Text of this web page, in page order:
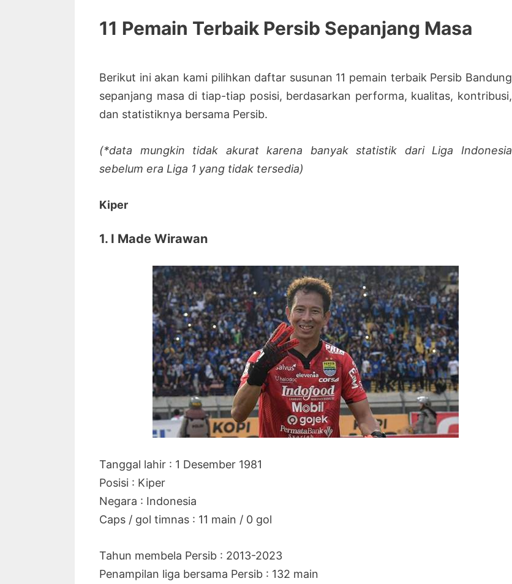
11 Pemain Terbaik Persib Sepanjang Masa
Berikut ini akan kami pilihkan daftar susunan 11 pemain terbaik Persib Bandung
sepanjang masa di tiap-tiap posisi, berdasarkan performa, kualitas, kontribusi,
dan statistiknya bersama Persib.
(*data mungkin tidak akurat karena banyak statistik dari Liga Indonesia
sebelum era Liga 1 yang tidak tersedia)
Kiper
1. I Made Wirawan
Tanggal lahir : 1 Desember 1981
Posisi : Kiper
Negara : Indonesia
Caps / gol timnas : 11 main / 0 gol
Tahun membela Persib : 2013-2023
Penampilan liga bersama Persib : 132 main